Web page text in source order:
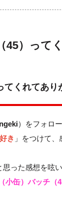
）って
くれてあ
）をフォロ
き 」をつけて
思った感想を呟
缶）バッチ（